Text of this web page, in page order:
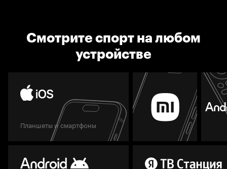
Смотрите спорт на любом
устройстве
Планшеты и смартфоны